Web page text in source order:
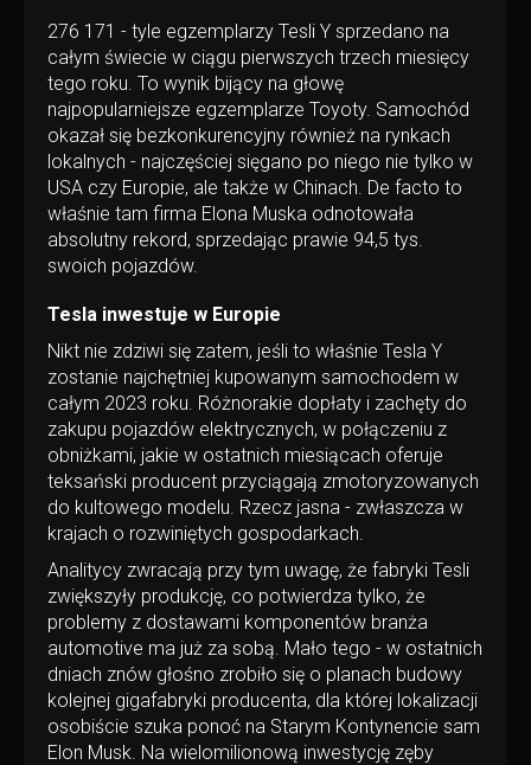
276 171 - tyle egzemplarzy Tesli Y sprzedano na
całym świecie w ciągu pierwszych trzech miesięcy
tego roku. To wynik bijący na głowę
najpopularniejsze egzemplarze Toyoty. Samochód
okazał się bezkonkurencyjny również na rynkach
lokalnych - najczęściej sięgano po niego nie tylko w
USA czy Europie, ale także w Chinach. De facto to
właśnie tam firma Elona Muska odnotowała
absolutny rekord, sprzedając prawie 94,5 tys.
swoich pojazdów.
Tesla inwestuje w Europie
Nikt nie zdziwi się zatem, jeśli to właśnie Tesla Y
zostanie najchętniej kupowanym samochodem w
całym 2023 roku. Różnorakie dopłaty i zachęty do
zakupu pojazdów elektrycznych, w połączeniu z
obniżkami, jakie w ostatnich miesiącach oferuje
teksański producent przyciągają zmotoryzowanych
do kultowego modelu. Rzecz jasna - zwłaszcza w
krajach o rozwiniętych gospodarkach.
Analitycy zwracają przy tym uwagę, że fabryki Tesli
zwiększyły produkcję, co potwierdza tylko, że
problemy z dostawami komponentów branża
automotive ma już za sobą. Mało tego - w ostatnich
dniach znów głośno zrobiło się o planach budowy
kolejnej gigafabryki producenta, dla której lokalizacji
osobiście szuka ponoć na Starym Kontynencie sam
Elon Musk. Na wielomilionową inwestycję zęby